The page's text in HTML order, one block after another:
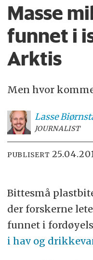
Masse
funnet i
Arktis
Men hvor
Lasse
JOURNALIST
PUBLISERT
Bittesmå
der forskerne
funnet i
i hav og